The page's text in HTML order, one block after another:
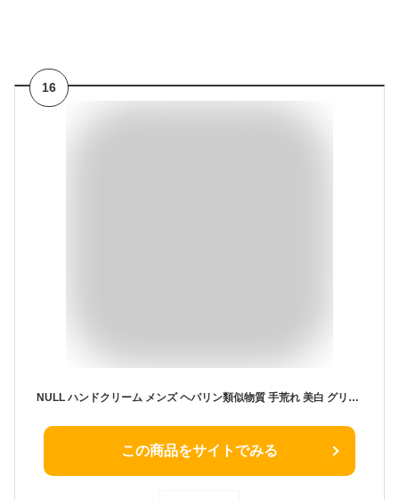
16
NULL ハンドクリーム メンズ ヘパリン類似物質 手荒れ 美白 グリーンティー 医薬部外品 40g (40g, キンモクセイ)
この商品をサイトでみる